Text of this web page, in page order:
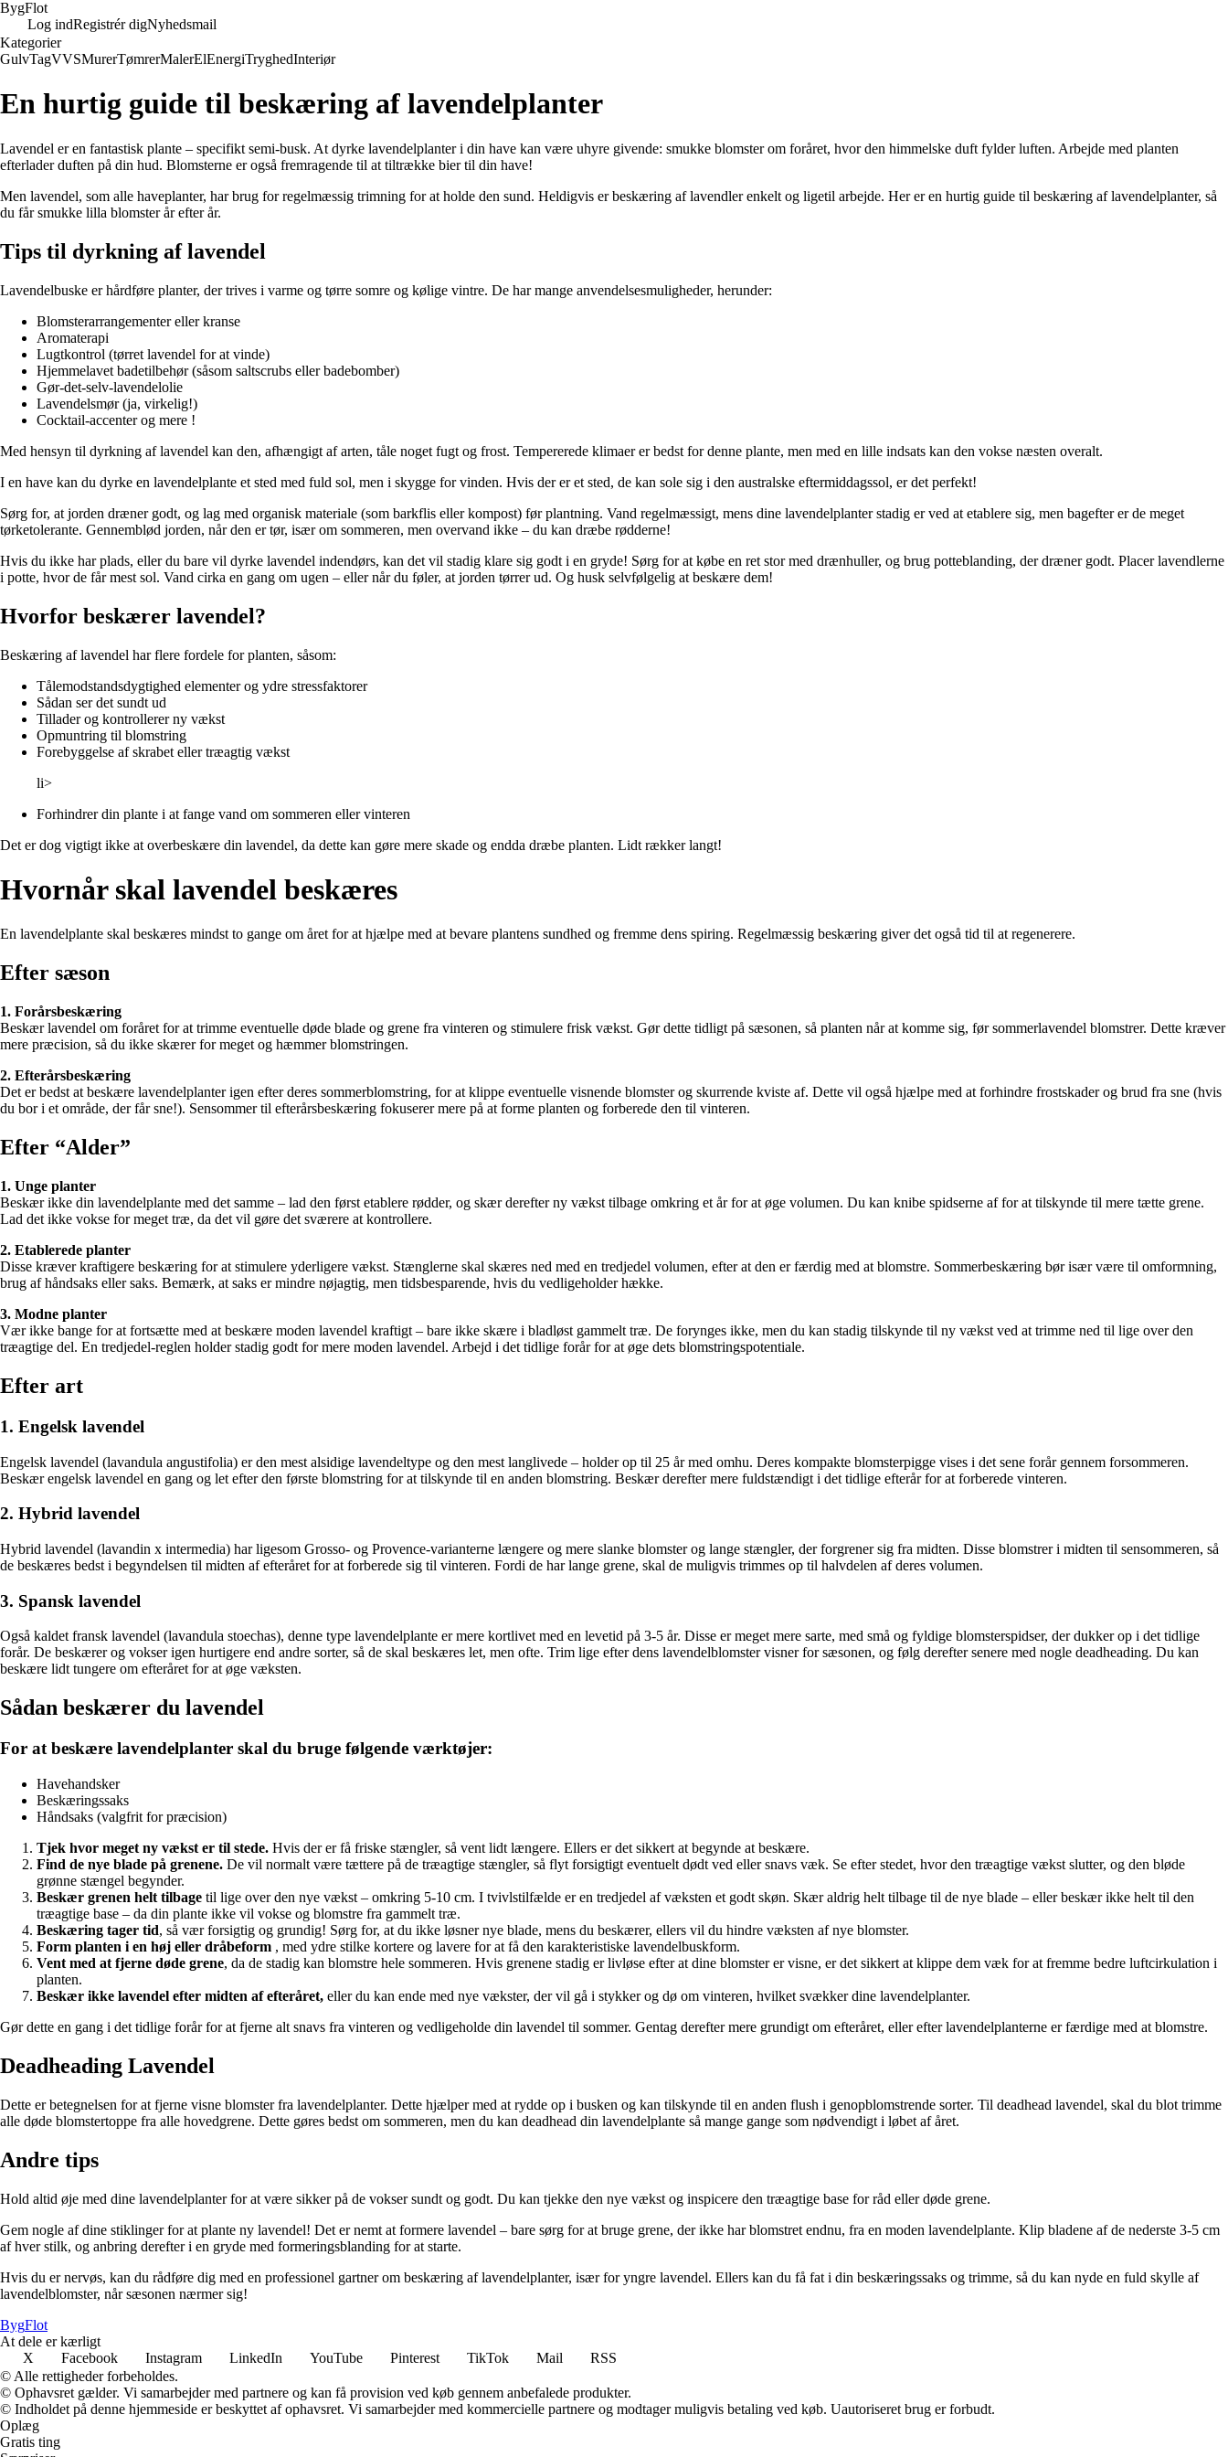
BygFlot
Log indRegistrér digNyhedsmail
Kategorier
GulvTagVVSMurerTømrerMalerElEnergiTryghedInteriør
En hurtig guide til beskæring af lavendelplanter
Lavendel er en fantastisk plante – specifikt semi-busk. At dyrke lavendelplanter i din have kan være uhyre givende: smukke blomster om foråret, hvor den himmelske duft fylder luften. Arbejde med planten
efterlader duften på din hud. Blomsterne er også fremragende til at tiltrække bier til din have!
Men lavendel, som alle haveplanter, har brug for regelmæssig trimning for at holde den sund. Heldigvis er beskæring af lavendler enkelt og ligetil arbejde. Her er en hurtig guide til beskæring af lavendelplanter, så
du får smukke lilla blomster år efter år.
Tips til dyrkning af lavendel
Lavendelbuske er hårdføre planter, der trives i varme og tørre somre og kølige vintre. De har mange anvendelsesmuligheder, herunder:
Blomsterarrangementer eller kranse
Aromaterapi
Lugtkontrol (tørret lavendel for at vinde)
Hjemmelavet badetilbehør (såsom saltscrubs eller badebomber)
Gør-det-selv-lavendelolie
Lavendelsmør (ja, virkelig!)
Cocktail-accenter og mere !
Med hensyn til dyrkning af lavendel kan den, afhængigt af arten, tåle noget fugt og frost. Tempererede klimaer er bedst for denne plante, men med en lille indsats kan den vokse næsten overalt.
I en have kan du dyrke en lavendelplante et sted med fuld sol, men i skygge for vinden. Hvis der er et sted, de kan sole sig i den australske eftermiddagssol, er det perfekt!
Sørg for, at jorden dræner godt, og lag med organisk materiale (som barkflis eller kompost) før plantning. Vand regelmæssigt, mens dine lavendelplanter stadig er ved at etablere sig, men bagefter er de meget
tørketolerante. Gennemblød jorden, når den er tør, især om sommeren, men overvand ikke – du kan dræbe rødderne!
Hvis du ikke har plads, eller du bare vil dyrke lavendel indendørs, kan det vil stadig klare sig godt i en gryde! Sørg for at købe en ret stor med drænhuller, og brug potteblanding, der dræner godt. Placer lavendlerne
i potte, hvor de får mest sol. Vand cirka en gang om ugen – eller når du føler, at jorden tørrer ud. Og husk selvfølgelig at beskære dem!
Hvorfor beskærer lavendel?
Beskæring af lavendel har flere fordele for planten, såsom:
Tålemodstandsdygtighed elementer og ydre stressfaktorer
Sådan ser det sundt ud
Tillader og kontrollerer ny vækst
Opmuntring til blomstring
Forebyggelse af skrabet eller træagtig vækst
li>
Forhindrer din plante i at fange vand om sommeren eller vinteren
Det er dog vigtigt ikke at overbeskære din lavendel, da dette kan gøre mere skade og endda dræbe planten. Lidt rækker langt!
Hvornår skal lavendel beskæres
En lavendelplante skal beskæres mindst to gange om året for at hjælpe med at bevare plantens sundhed og fremme dens spiring. Regelmæssig beskæring giver det også tid til at regenerere.
Efter sæson
1. Forårsbeskæring
Beskær lavendel om foråret for at trimme eventuelle døde blade og grene fra vinteren og stimulere frisk vækst. Gør dette tidligt på sæsonen, så planten når at komme sig, før sommerlavendel blomstrer. Dette kræver
mere præcision, så du ikke skærer for meget og hæmmer blomstringen.
2. Efterårsbeskæring
Det er bedst at beskære lavendelplanter igen efter deres sommerblomstring, for at klippe eventuelle visnende blomster og skurrende kviste af. Dette vil også hjælpe med at forhindre frostskader og brud fra sne (hvis
du bor i et område, der får sne!). Sensommer til efterårsbeskæring fokuserer mere på at forme planten og forberede den til vinteren.
Efter “Alder”
1. Unge planter
Beskær ikke din lavendelplante med det samme – lad den først etablere rødder, og skær derefter ny vækst tilbage omkring et år for at øge volumen. Du kan knibe spidserne af for at tilskynde til mere tætte grene.
Lad det ikke vokse for meget træ, da det vil gøre det sværere at kontrollere.
2. Etablerede planter
Disse kræver kraftigere beskæring for at stimulere yderligere vækst. Stænglerne skal skæres ned med en tredjedel volumen, efter at den er færdig med at blomstre. Sommerbeskæring bør især være til omformning,
brug af håndsaks eller saks. Bemærk, at saks er mindre nøjagtig, men tidsbesparende, hvis du vedligeholder hække.
3. Modne planter
Vær ikke bange for at fortsætte med at beskære moden lavendel kraftigt – bare ikke skære i bladløst gammelt træ. De forynges ikke, men du kan stadig tilskynde til ny vækst ved at trimme ned til lige over den
træagtige del. En tredjedel-reglen holder stadig godt for mere moden lavendel. Arbejd i det tidlige forår for at øge dets blomstringspotentiale.
Efter art
1. Engelsk lavendel
Engelsk lavendel (lavandula angustifolia) er den mest alsidige lavendeltype og den mest langlivede – holder op til 25 år med omhu. Deres kompakte blomsterpigge vises i det sene forår gennem forsommeren.
Beskær engelsk lavendel en gang og let efter den første blomstring for at tilskynde til en anden blomstring. Beskær derefter mere fuldstændigt i det tidlige efterår for at forberede vinteren.
2. Hybrid lavendel
Hybrid lavendel (lavandin x intermedia) har ligesom Grosso- og Provence-varianterne længere og mere slanke blomster og lange stængler, der forgrener sig fra midten. Disse blomstrer i midten til sensommeren, så
de beskæres bedst i begyndelsen til midten af efteråret for at forberede sig til vinteren. Fordi de har lange grene, skal de muligvis trimmes op til halvdelen af deres volumen.
3. Spansk lavendel
Også kaldet fransk lavendel (lavandula stoechas), denne type lavendelplante er mere kortlivet med en levetid på 3-5 år. Disse er meget mere sarte, med små og fyldige blomsterspidser, der dukker op i det tidlige
forår. De beskærer og vokser igen hurtigere end andre sorter, så de skal beskæres let, men ofte. Trim lige efter dens lavendelblomster visner for sæsonen, og følg derefter senere med nogle deadheading. Du kan
beskære lidt tungere om efteråret for at øge væksten.
Sådan beskærer du lavendel
For at beskære lavendelplanter skal du bruge følgende værktøjer:
Havehandsker
Beskæringssaks
Håndsaks (valgfrit for præcision)
Tjek hvor meget ny vækst er til stede. Hvis der er få friske stængler, så vent lidt længere. Ellers er det sikkert at begynde at beskære.
Find de nye blade på grenene. De vil normalt være tættere på de træagtige stængler, så flyt forsigtigt eventuelt dødt ved eller snavs væk. Se efter stedet, hvor den træagtige vækst slutter, og den bløde
grønne stængel begynder.
Beskær grenen helt tilbage til lige over den nye vækst – omkring 5-10 cm. I tvivlstilfælde er en tredjedel af væksten et godt skøn. Skær aldrig helt tilbage til de nye blade – eller beskær ikke helt til den
træagtige base – da din plante ikke vil vokse og blomstre fra gammelt træ.
Beskæring tager tid, så vær forsigtig og grundig! Sørg for, at du ikke løsner nye blade, mens du beskærer, ellers vil du hindre væksten af nye blomster.
Form planten i en høj eller dråbeform , med ydre stilke kortere og lavere for at få den karakteristiske lavendelbuskform.
Vent med at fjerne døde grene, da de stadig kan blomstre hele sommeren. Hvis grenene stadig er livløse efter at dine blomster er visne, er det sikkert at klippe dem væk for at fremme bedre luftcirkulation i
planten.
Beskær ikke lavendel efter midten af efteråret, eller du kan ende med nye vækster, der vil gå i stykker og dø om vinteren, hvilket svækker dine lavendelplanter.
Gør dette en gang i det tidlige forår for at fjerne alt snavs fra vinteren og vedligeholde din lavendel til sommer. Gentag derefter mere grundigt om efteråret, eller efter lavendelplanterne er færdige med at blomstre.
Deadheading Lavendel
Dette er betegnelsen for at fjerne visne blomster fra lavendelplanter. Dette hjælper med at rydde op i busken og kan tilskynde til en anden flush i genopblomstrende sorter. Til deadhead lavendel, skal du blot trimme
alle døde blomstertoppe fra alle hovedgrene. Dette gøres bedst om sommeren, men du kan deadhead din lavendelplante så mange gange som nødvendigt i løbet af året.
Andre tips
Hold altid øje med dine lavendelplanter for at være sikker på de vokser sundt og godt. Du kan tjekke den nye vækst og inspicere den træagtige base for råd eller døde grene.
Gem nogle af dine stiklinger for at plante ny lavendel! Det er nemt at formere lavendel – bare sørg for at bruge grene, der ikke har blomstret endnu, fra en moden lavendelplante. Klip bladene af de nederste 3-5 cm
af hver stilk, og anbring derefter i en gryde med formeringsblanding for at starte.
Hvis du er nervøs, kan du rådføre dig med en professionel gartner om beskæring af lavendelplanter, især for yngre lavendel. Ellers kan du få fat i din beskæringssaks og trimme, så du kan nyde en fuld skylle af
lavendelblomster, når sæsonen nærmer sig!
BygFlot
At dele er kærligt
X
Facebook Instagram LinkedIn YouTube Pinterest TikTok Mail
RSS
© Alle rettigheder forbeholdes.
© Ophavsret gælder. Vi samarbejder med partnere og kan få provision ved køb gennem anbefalede produkter.
© Indholdet på denne hjemmeside er beskyttet af ophavsret. Vi samarbejder med kommercielle partnere og modtager muligvis betaling ved køb. Uautoriseret brug er forbudt.
Oplæg
Gratis ting